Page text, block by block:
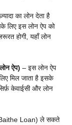
का लोन देता है
लिए इस लोन ऐप को
होगी, यहाँ लोन
ऐप) – इस लोन ऐप
मिल जाता है इसके
केवाईसी और लोन
Baithe Loan) ले सकते